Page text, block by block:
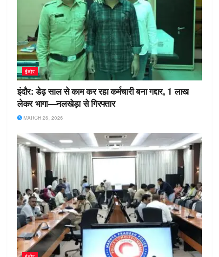
इंदौर
इंदौर: डेढ़ साल से काम कर रहा कर्मचारी बना गद्दार, 1 लाख
लेकर भागा—नलखेड़ा से गिरफ्तार
MARCH 26, 2026